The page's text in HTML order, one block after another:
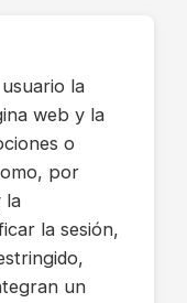
la
web y la
o
por
la
la sesión,
un